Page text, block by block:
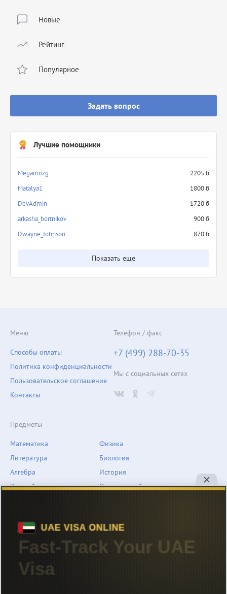
Новые
Рейтинг
Популярное
Задать вопрос
Лучшие помощники
Megamozg
2205 б
Matalya1
1800 б
DevAdmin
1720 б
arkasha_bortnikov
900 б
Dwayne_Johnson
870 б
Показать еще
Предметы
Математика
Литература
Алгебра
Русский язык
Физика
Биология
История
Окружающий мир
Обществознание
Английский язык
Технологии
Музыка
ОБЖ
Меню
Способы оплаты
Политика конфиденциальности
Пользовательское соглашение
Контакты
Телефон / факс
+7 (499) 288-70-35
Мы с социальных сетях